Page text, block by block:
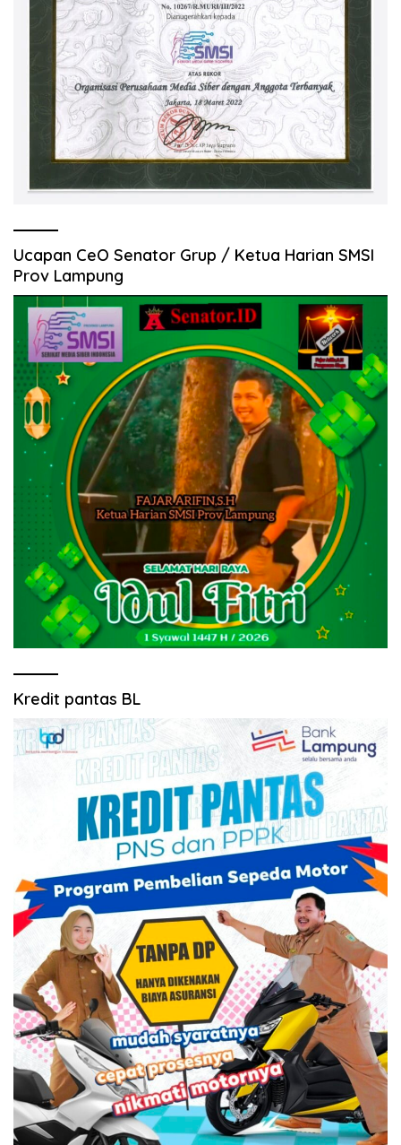
Ucapan CeO Senator Grup / Ketua Harian SMSI
Prov Lampung
Kredit pantas BL